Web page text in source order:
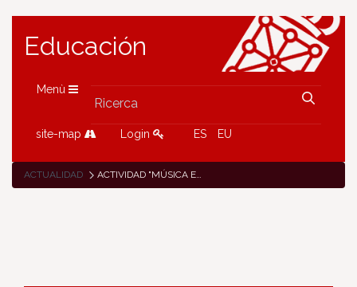
Educación
Menù
site-map Login ES EU
ACTUALIDAD ACTIVIDAD "MÚSICA EN INGLÉS" - GRUPO TXIKISMIKIS